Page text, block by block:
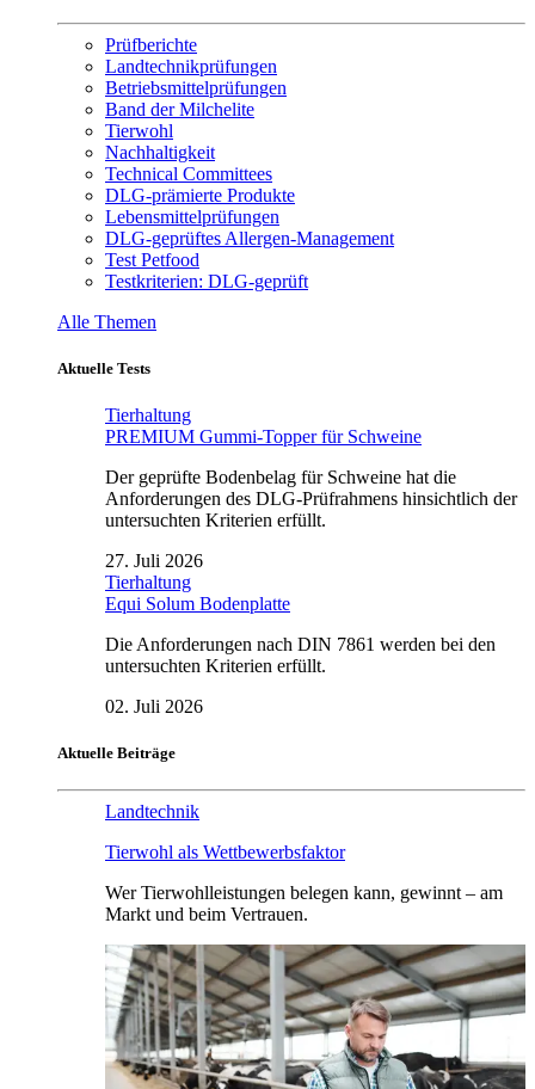
Prüfberichte
Landtechnikprüfungen
Betriebsmittelprüfungen
Band der Milchelite
Tierwohl
Nachhaltigkeit
Technical Committees
DLG-prämierte Produkte
Lebensmittelprüfungen
DLG-geprüftes Allergen-Management
Test Petfood
Testkriterien: DLG-geprüft
Alle Themen
Aktuelle Tests
Tierhaltung
PREMIUM Gummi-Topper für Schweine
Der geprüfte Bodenbelag für Schweine hat die
Anforderungen des DLG-Prüfrahmens hinsichtlich der
untersuchten Kriterien erfüllt.
27. Juli 2026
Tierhaltung
Equi Solum Bodenplatte
Die Anforderungen nach DIN 7861 werden bei den
untersuchten Kriterien erfüllt.
02. Juli 2026
Aktuelle Beiträge
Landtechnik
Tierwohl als Wettbewerbsfaktor
Wer Tierwohlleistungen belegen kann, gewinnt – am
Markt und beim Vertrauen.